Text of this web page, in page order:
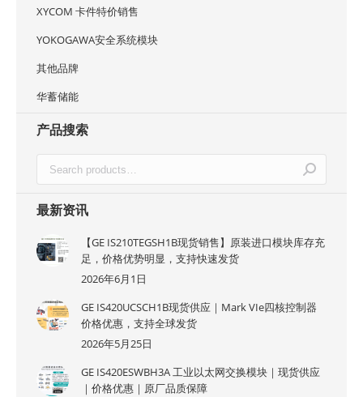
XYCOM 卡件特价销售
YOKOGAWA安全系统模块
其他品牌
华蓄储能
产品搜索
最新资讯
【GE IS210TEGSH1B现货销售】原装进口模块库存充
足，价格优势明显，支持快速发货
2026年6月1日
GE IS420UCSCH1B现货供应｜Mark VIe四核控制器
价格优惠，支持全球发货
2026年5月25日
GE IS420ESWBH3A 工业以太网交换模块｜现货供应
｜价格优惠｜原厂品质保障